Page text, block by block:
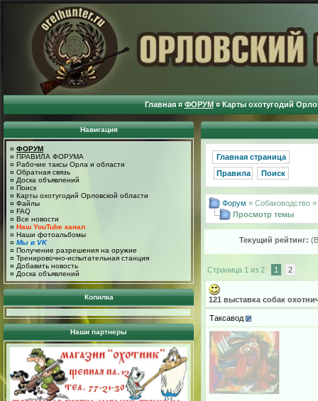
Главная ¤ ФОРУМ ¤ Карты охотугодий
Навигация
¤ ФОРУМ
¤ ПРАВИЛА ФОРУМА
¤ Рабочие таксы Орла и области
¤ Обратная связь
¤ Доска объявлений
¤ Поиск
¤ Карты охотугодий Орловской области
¤ Файлы
¤ FAQ
¤ Все новости
¤ Наш YouTube канал
¤ Наши фотоальбомы
¤ Мы в VK
¤ Получение разрешения на оружие
¤ Тренировочно-испытательная станция
¤ Добавить новость
¤ Доска объявлений
Копилка
Наши партнеры
Главная страница
Правила
Поиск
Форум » Собаководство »
Просмотр темы
Текущий рейтинг:
Страница 1 из 2 1 2
121 выставка собак
Таксавод